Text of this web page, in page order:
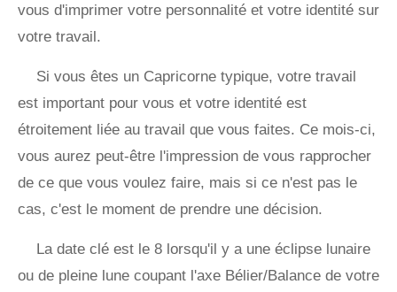
vous d'imprimer votre personnalité et votre identité sur
votre travail.
Si vous êtes un Capricorne typique, votre travail
est important pour vous et votre identité est
étroitement liée au travail que vous faites. Ce mois-ci,
vous aurez peut-être l'impression de vous rapprocher
de ce que vous voulez faire, mais si ce n'est pas le
cas, c'est le moment de prendre une décision.
La date clé est le 8 lorsqu'il y a une éclipse lunaire
ou de pleine lune coupant l'axe Bélier/Balance de votre